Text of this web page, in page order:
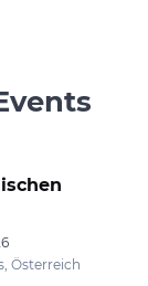
Österreich